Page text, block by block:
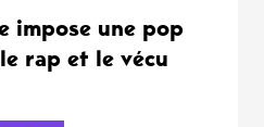
impose une pop
rap et le vécu